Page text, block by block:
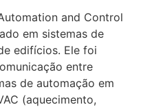
and Control
em sistemas de
edifícios. Ele foi
entre
de automação em
(aquecimento,